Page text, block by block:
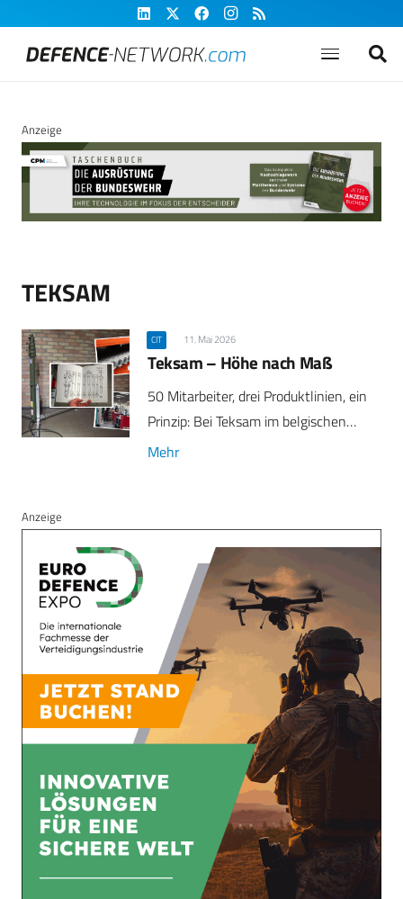
Anzeige
TEKSAM
CIT 11. Mai 2026
Teksam – Höhe nach Maß
50 Mitarbeiter, drei Produktlinien, ein
Prinzip: Bei Teksam im belgischen…
Mehr
Anzeige